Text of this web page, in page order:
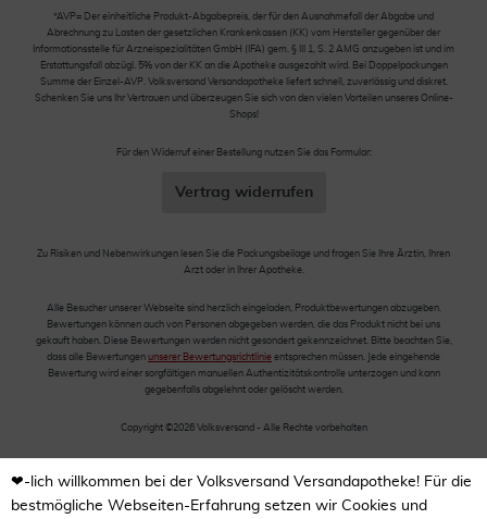
*AVP= Der einheitliche Produkt-Abgabepreis, der für den Ausnahmefall der Abgabe und
Abrechnung zu Lasten der gesetzlichen Krankenkassen (KK) vom Hersteller gegenüber der
Informationsstelle für Arzneispezialitäten GmbH (IFA) gem. § III 1, S. 2 AMG anzugeben ist und im
Erstattungsfall abzügl. 5% von der KK an die Apotheke ausgezahlt wird. Bei Doppelpackungen
Summe der Einzel-AVP. Volksversand Versandapotheke liefert schnell, zuverlässig und diskret.
Schenken Sie uns Ihr Vertrauen und überzeugen Sie sich von den vielen Vorteilen unseres Online-
Shops!
Für den Widerruf einer Bestellung nutzen Sie das Formular:
Vertrag widerrufen
Zu Risiken und Nebenwirkungen lesen Sie die Packungsbeilage und fragen Sie Ihre Ärztin, Ihren
Arzt oder in Ihrer Apotheke.
Alle Besucher unserer Webseite sind herzlich eingeladen, Produktbewertungen abzugeben.
Bewertungen können auch von Personen abgegeben werden, die das Produkt nicht bei uns
gekauft haben. Diese Bewertungen werden nicht gesondert gekennzeichnet. Bitte beachten Sie,
dass alle Bewertungen unserer Bewertungsrichtlinie entsprechen müssen. Jede eingehende
Bewertung wird einer sorgfältigen manuellen Authentizitätskontrolle unterzogen und kann
gegebenfalls abgelehnt oder gelöscht werden.
Copyright ©2026 Volksversand - Alle Rechte vorbehalten
❤-lich willkommen bei der Volksversand Versandapotheke! Für die
bestmögliche Webseiten-Erfahrung setzen wir Cookies und